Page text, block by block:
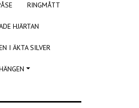
RINGMÅTT
HJÄRTAN
I ÄKTA SILVER